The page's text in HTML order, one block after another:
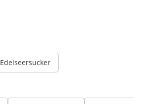
Edelseersucker